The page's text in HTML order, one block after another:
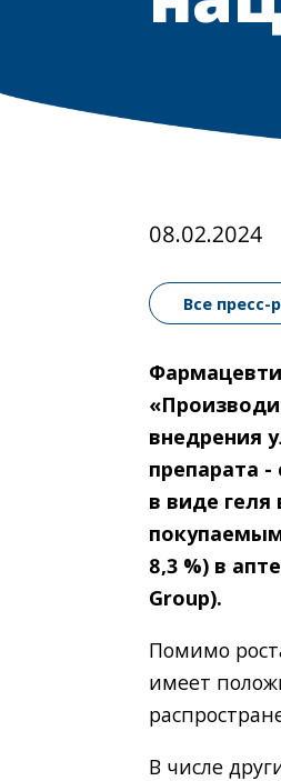
08.02.2024
Все пресс-
внедрения
препарата
в виде
8,3 %) в
Group).
Помимо
имеет
В числе